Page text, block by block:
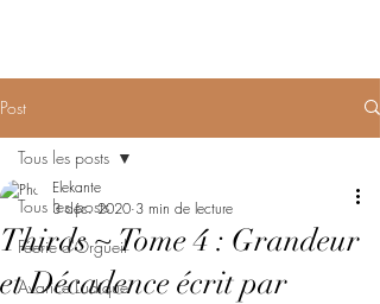
Post
Tous les posts
Féerie d'Orgueil
Avarice Ludique
Tous les posts
Thirds ~ Tome 4 : Grandeur
et Décadence écrit par
Elekante
3 déc. 2020 3 min de lecture